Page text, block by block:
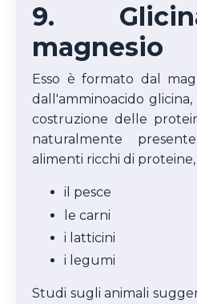
9.
magnesio
Esso è formato dal
dall'amminoacido
costruzione delle
naturalmente
alimenti ricchi di proteine,
il pesce
le carni
i latticini
i legumi
Studi sugli animali